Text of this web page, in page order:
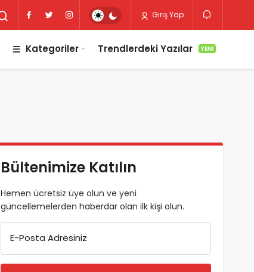
Giriş Yap
Kategoriler Trendlerdeki Yazılar YENI
Bültenimize Katılın
Hemen ücretsiz üye olun ve yeni
güncellemelerden haberdar olan ilk kişi olun.
E-Posta Adresiniz